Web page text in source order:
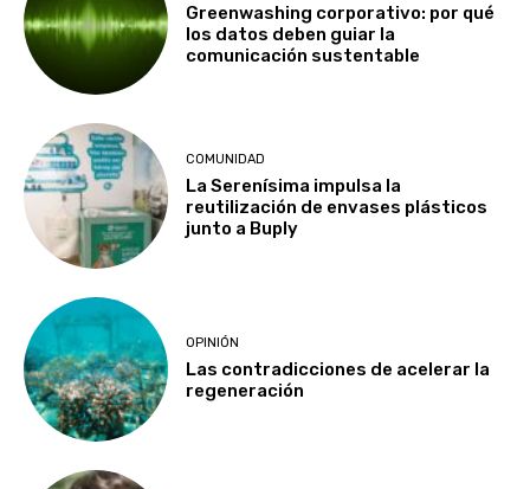
Greenwashing corporativo: por qué
los datos deben guiar la
comunicación sustentable
COMUNIDAD
La Serenísima impulsa la
reutilización de envases plásticos
junto a Buply
OPINIÓN
Las contradicciones de acelerar la
regeneración